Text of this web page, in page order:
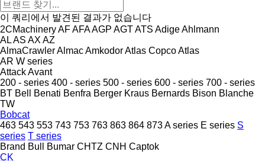
이 쿼리에서 발견된 결과가 없습니다
2CMachineryAFAFAAGP AGTATS AdigeAhlmann
ALAS AX AZ
AlmaCrawlerAlmacAmkodorAtlas CopcoAtlas
AR W series
AttackAvant
200 - series 400 - series 500 - series 600 - series 700 - series
BT Bell Benati Benfra Berger Kraus Bernards Bison Blanche
TW
Bobcat
463 543 553 743 753 763 863 864 873A series E series S
series T series
Brand Bull Bumar CHTZ CNH Captok
CK